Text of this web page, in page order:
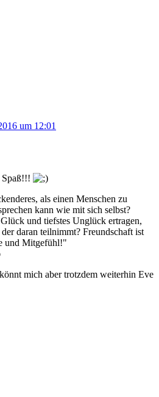
um 12:01
Spaß!!!
als einen Menschen zu
kann wie mit sich selbst?
und tiefstes Unglück ertragen,
daran teilnimmt? Freundschaft ist
und Mitgefühl!"
mich aber trotzdem weiterhin Eve